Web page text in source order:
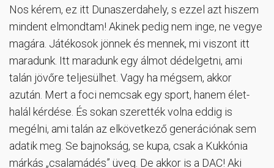
Nos kérem, ez itt Dunaszerdahely, s ezzel azt hiszem
mindent elmondtam! Akinek pedig nem inge, ne vegye
magára. Játékosok jönnek és mennek, mi viszont itt
maradunk. Itt maradunk egy álmot dédelgetni, ami
talán jövőre teljesülhet. Vagy ha mégsem, akkor
azután. Mert a foci nemcsak egy sport, hanem élet-
halál kérdése. És sokan szerették volna eddig is
megélni, ami talán az elkövetkező generációnak sem
adatik meg. Se bajnokság, se kupa, csak a Kukkónia
márkás „csalamádés” üveg. De akkor is a DAC! Aki